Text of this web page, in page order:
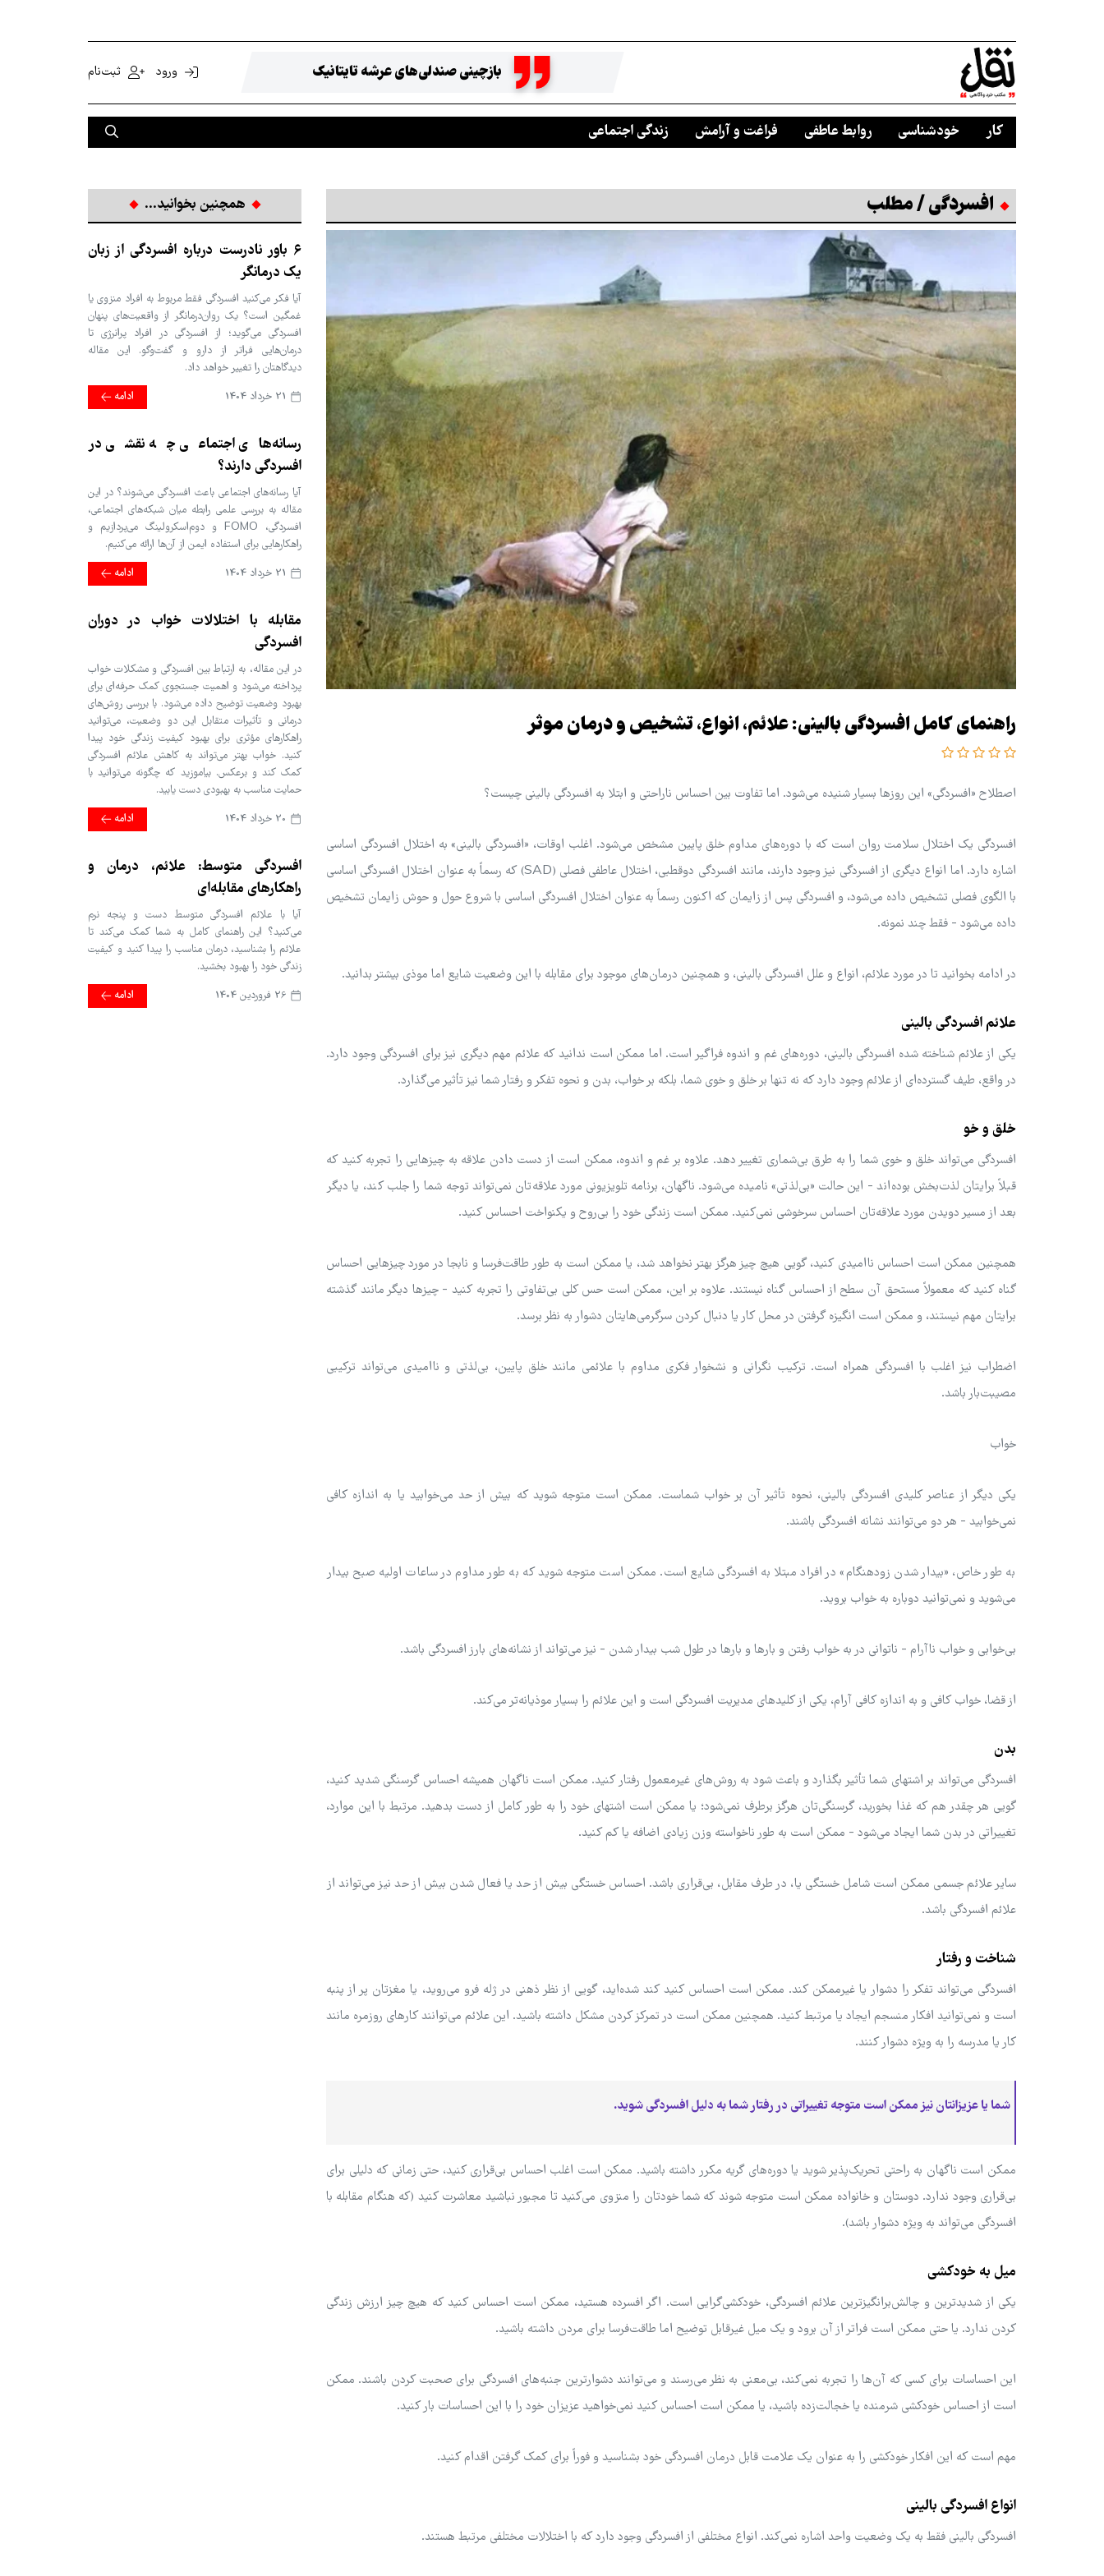
بازچینی صندلی‌های عرشه تایتانیک ورود ثبت‌نام
کار خودشناسی روابط عاطفی فراغت و آرامش زندگی اجتماعی
افسردگی / مطلب
راهنمای کامل افسردگی بالینی: علائم، انواع، تشخیص و درمان موثر
اصطلاح «افسردگی» این روزها بسیار شنیده می‌شود. اما تفاوت بین احساس ناراحتی و ابتلا به افسردگی بالینی چیست؟
افسردگی یک اختلال سلامت روان است که با دوره‌های مداوم خلق پایین مشخص می‌شود. اغلب اوقات، «افسردگی بالینی» به اختلال افسردگی اساسی
اشاره دارد. اما انواع دیگری از افسردگی نیز وجود دارند، مانند افسردگی دوقطبی، اختلال عاطفی فصلی (SAD) که رسماً به عنوان اختلال افسردگی اساسی
با الگوی فصلی تشخیص داده می‌شود، و افسردگی پس از زایمان که اکنون رسماً به عنوان اختلال افسردگی اساسی با شروع حول و حوش زایمان تشخیص
داده می‌شود - فقط چند نمونه.
در ادامه بخوانید تا در مورد علائم، انواع و علل افسردگی بالینی، و همچنین درمان‌های موجود برای مقابله با این وضعیت شایع اما موذی بیشتر بدانید.
علائم افسردگی بالینی
یکی از علائم شناخته شده افسردگی بالینی، دوره‌های غم و اندوه فراگیر است. اما ممکن است ندانید که علائم مهم دیگری نیز برای افسردگی وجود دارد.
در واقع، طیف گسترده‌ای از علائم وجود دارد که نه تنها بر خلق و خوی شما، بلکه بر خواب، بدن و نحوه تفکر و رفتار شما نیز تأثیر می‌گذارد.
خلق و خو
افسردگی می‌تواند خلق و خوی شما را به طرق بی‌شماری تغییر دهد. علاوه بر غم و اندوه، ممکن است از دست دادن علاقه به چیزهایی را تجربه کنید که
قبلاً برایتان لذت‌بخش بوده‌اند - این حالت «بی‌لذتی» نامیده می‌شود. ناگهان، برنامه تلویزیونی مورد علاقه‌تان نمی‌تواند توجه شما را جلب کند، یا دیگر
بعد از مسیر دویدن مورد علاقه‌تان احساس سرخوشی نمی‌کنید. ممکن است زندگی خود را بی‌روح و یکنواخت احساس کنید.
همچنین ممکن است احساس ناامیدی کنید، گویی هیچ چیز هرگز بهتر نخواهد شد، یا ممکن است به طور طاقت‌فرسا و نابجا در مورد چیزهایی احساس
گناه کنید که معمولاً مستحق آن سطح از احساس گناه نیستند. علاوه بر این، ممکن است حس کلی بی‌تفاوتی را تجربه کنید - چیزها دیگر مانند گذشته
برایتان مهم نیستند، و ممکن است انگیزه گرفتن در محل کار یا دنبال کردن سرگرمی‌هایتان دشوار به نظر برسد.
اضطراب نیز اغلب با افسردگی همراه است. ترکیب نگرانی و نشخوار فکری مداوم با علائمی مانند خلق پایین، بی‌لذتی و ناامیدی می‌تواند ترکیبی
مصیبت‌بار باشد.
خواب
یکی دیگر از عناصر کلیدی افسردگی بالینی، نحوه تأثیر آن بر خواب شماست. ممکن است متوجه شوید که بیش از حد می‌خوابید یا به اندازه کافی
نمی‌خوابید - هر دو می‌توانند نشانه افسردگی باشند.
به طور خاص، «بیدار شدن زودهنگام» در افراد مبتلا به افسردگی شایع است. ممکن است متوجه شوید که به طور مداوم در ساعات اولیه صبح بیدار
می‌شوید و نمی‌توانید دوباره به خواب بروید.
بی‌خوابی و خواب ناآرام - ناتوانی در به خواب رفتن و بارها و بارها در طول شب بیدار شدن - نیز می‌تواند از نشانه‌های بارز افسردگی باشد.
از قضا، خواب کافی و به اندازه کافی آرام، یکی از کلیدهای مدیریت افسردگی است و این علائم را بسیار موذیانه‌تر می‌کند.
بدن
افسردگی می‌تواند بر اشتهای شما تأثیر بگذارد و باعث شود به روش‌های غیرمعمول رفتار کنید. ممکن است ناگهان همیشه احساس گرسنگی شدید کنید،
گویی هر چقدر هم که غذا بخورید، گرسنگی‌تان هرگز برطرف نمی‌شود؛ یا ممکن است اشتهای خود را به طور کامل از دست بدهید. مرتبط با این موارد،
تغییراتی در بدن شما ایجاد می‌شود - ممکن است به طور ناخواسته وزن زیادی اضافه یا کم کنید.
سایر علائم جسمی ممکن است شامل خستگی یا، در طرف مقابل، بی‌قراری باشد. احساس خستگی بیش از حد یا فعال شدن بیش از حد نیز می‌تواند از
علائم افسردگی باشد.
شناخت و رفتار
افسردگی می‌تواند تفکر را دشوار یا غیرممکن کند. ممکن است احساس کنید کند شده‌اید، گویی از نظر ذهنی در ژله فرو می‌روید، یا مغزتان پر از پنبه
است و نمی‌توانید افکار منسجم ایجاد یا مرتبط کنید. همچنین ممکن است در تمرکز کردن مشکل داشته باشید. این علائم می‌توانند کارهای روزمره مانند
کار یا مدرسه را به ویژه دشوار کنند.
شما یا عزیزانتان نیز ممکن است متوجه تغییراتی در رفتار شما به دلیل افسردگی شوید.
ممکن است ناگهان به راحتی تحریک‌پذیر شوید یا دوره‌های گریه مکرر داشته باشید. ممکن است اغلب احساس بی‌قراری کنید، حتی زمانی که دلیلی برای
بی‌قراری وجود ندارد. دوستان و خانواده ممکن است متوجه شوند که شما خودتان را منزوی می‌کنید تا مجبور نباشید معاشرت کنید (که هنگام مقابله با
افسردگی می‌تواند به ویژه دشوار باشد).
میل به خودکشی
یکی از شدیدترین و چالش‌برانگیزترین علائم افسردگی، خودکشی‌گرایی است. اگر افسرده هستید، ممکن است احساس کنید که هیچ چیز ارزش زندگی
کردن ندارد. یا حتی ممکن است فراتر از آن برود و یک میل غیرقابل توضیح اما طاقت‌فرسا برای مردن داشته باشید.
این احساسات برای کسی که آن‌ها را تجربه نمی‌کند، بی‌معنی به نظر می‌رسند و می‌توانند دشوارترین جنبه‌های افسردگی برای صحبت کردن باشند. ممکن
است از احساس خودکشی شرمنده یا خجالت‌زده باشید، یا ممکن است احساس کنید نمی‌خواهید عزیزان خود را با این احساسات بار کنید.
مهم است که این افکار خودکشی را به عنوان یک علامت قابل درمان افسردگی خود بشناسید و فوراً برای کمک گرفتن اقدام کنید.
انواع افسردگی بالینی
افسردگی بالینی فقط به یک وضعیت واحد اشاره نمی‌کند. انواع مختلفی از افسردگی وجود دارد که با اختلالات مختلفی مرتبط هستند.
همچنین بخوانید...
۶ باور نادرست درباره افسردگی از زبان
یک درمانگر
آیا فکر می‌کنید افسردگی فقط مربوط به افراد منزوی یا
غمگین است؟ یک روان‌درمانگر از واقعیت‌های پنهان
افسردگی می‌گوید؛ از افسردگی در افراد پرانرژی تا
درمان‌هایی فراتر از دارو و گفت‌وگو. این مقاله
دیدگاهتان را تغییر خواهد داد.
ادامه
رسانه‌های اجتماعی چه نقشی در
افسردگی دارند؟
آیا رسانه‌های اجتماعی باعث افسردگی می‌شوند؟ در این
مقاله به بررسی علمی رابطه میان شبکه‌های اجتماعی،
افسردگی، FOMO و دوم‌اسکرولینگ می‌پردازیم و
راهکارهایی برای استفاده ایمن از آن‌ها ارائه می‌کنیم.
ادامه
مقابله با اختلالات خواب در دوران
افسردگی
در این مقاله، به ارتباط بین افسردگی و مشکلات خواب
پرداخته می‌شود و اهمیت جستجوی کمک حرفه‌ای برای
بهبود وضعیت توضیح داده می‌شود. با بررسی روش‌های
درمانی و تأثیرات متقابل این دو وضعیت، می‌توانید
راهکارهای مؤثری برای بهبود کیفیت زندگی خود پیدا
کنید. خواب بهتر می‌تواند به کاهش علائم افسردگی
کمک کند و برعکس. بیاموزید که چگونه می‌توانید با
حمایت مناسب به بهبودی دست یابید.
ادامه
افسردگی متوسط: علائم، درمان و
راهکارهای مقابله‌ای
آیا با علائم افسردگی متوسط دست و پنجه نرم
می‌کنید؟ این راهنمای کامل به شما کمک می‌کند تا
علائم را بشناسید، درمان مناسب را پیدا کنید و کیفیت
زندگی خود را بهبود بخشید.
ادامه